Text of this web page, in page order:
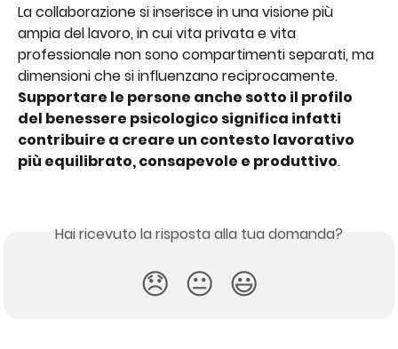
La collaborazione si inserisce in una visione più
ampia del lavoro, in cui vita privata e vita
professionale non sono compartimenti separati, ma
dimensioni che si influenzano reciprocamente.
Supportare le persone anche sotto il profilo
del benessere psicologico significa infatti
contribuire a creare un contesto lavorativo
più equilibrato, consapevole e produttivo.
Hai ricevuto la risposta alla tua domanda?
😞 😐 😃